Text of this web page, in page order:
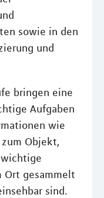
sowie in den
und
bringen eine
Aufgaben
wie
Objekt,
Ort gesammelt
sind.